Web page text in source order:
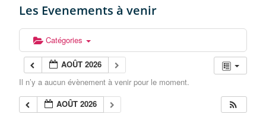
Les Evenements à venir
Catégories
AOÛT 2026
Il n’y a aucun évènement à venir pour le moment.
AOÛT 2026